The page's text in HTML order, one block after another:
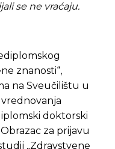
se ne vraćaju.
znanosti“,
na Sveučilištu u
doktorski
za prijavu
„Zdravstvene